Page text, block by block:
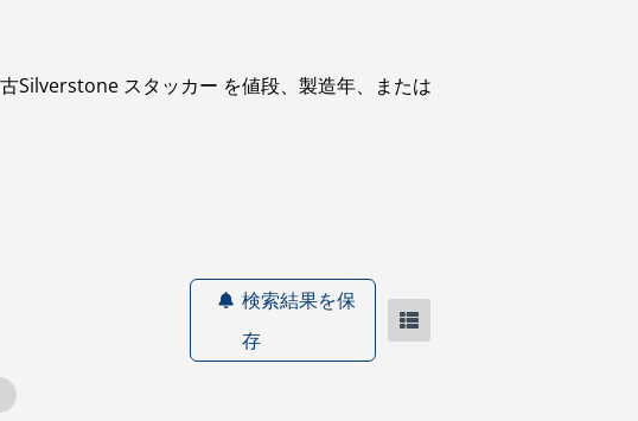
Silverstone スタッカー を値段、製造年、または
検索結果を保
存